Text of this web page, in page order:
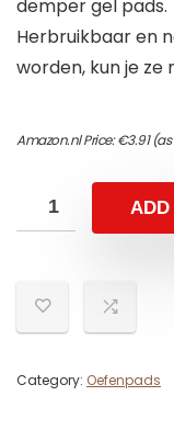
demper gel pads.
Herbruikbaar en
worden, kun je ze
Amazon.nl Price:€3.91(as
ADD
Category: Oefenpads